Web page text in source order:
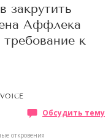
закрутить
Аффлека
требование к
Обсудить тему
откровения